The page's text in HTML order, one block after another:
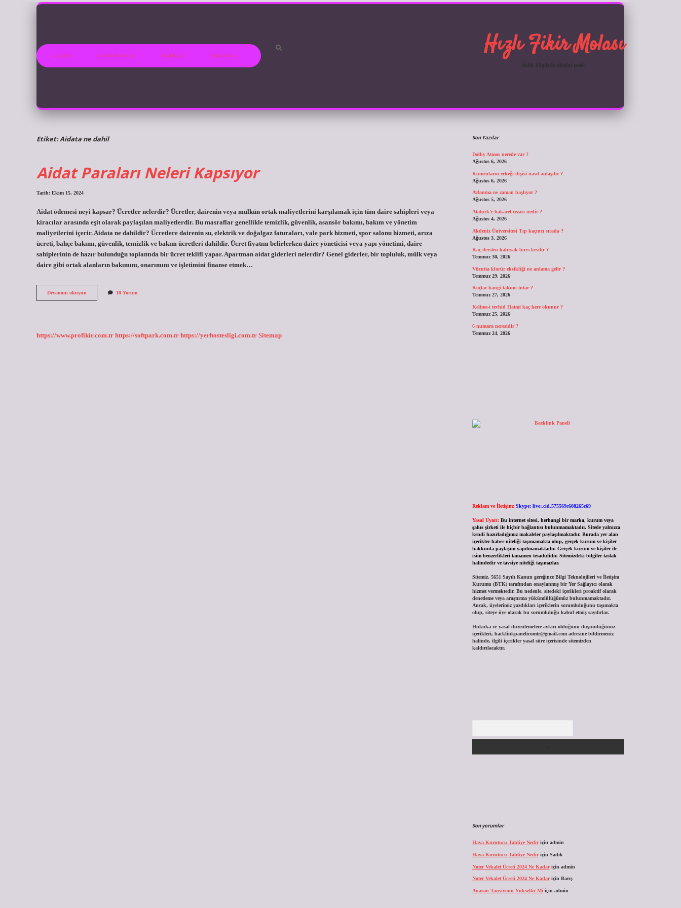
Anasayfa Gizlilik Politikası Yasal Uyarı Hakkımızda Hızlı Fikir Molası
Anlık bilgilerle zihnini tazele!
Etiket:Aidata ne dahil
Aidat Paraları Neleri Kapsıyor
Tarih: Ekim 15, 2024
Aidat ödemesi neyi kapsar? Ücretler nelerdir? Ücretler, dairenin veya mülkün ortak maliyetlerini karşılamak için tüm daire sahipleri veya
kiracılar arasında eşit olarak paylaşılan maliyetlerdir. Bu masraflar genellikle temizlik, güvenlik, asansör bakımı, bakım ve yönetim
maliyetlerini içerir. Aidata ne dahildir? Ücretlere dairenin su, elektrik ve doğalgaz faturaları, vale park hizmeti, spor salonu hizmeti, arıza
ücreti, bahçe bakımı, güvenlik, temizlik ve bakım ücretleri dahildir. Ücret fiyatını belirlerken daire yöneticisi veya yapı yönetimi, daire
sahiplerinin de hazır bulunduğu toplantıda bir ücret teklifi yapar. Apartman aidat giderleri nelerdir? Genel giderler, bir topluluk, mülk veya
daire gibi ortak alanların bakımını, onarımını ve işletimini finanse etmek…
Devamını okuyun
Paraları
10 Yorum
https://www.profikir.com.tr https://softpark.com.tr https://yerhostesligi.com.tr Sitemap
Sidebar
Son Yazılar
Dolby Atmos nerede var ?
Ağustos 6, 2026
Kumruların erkeği dişisi nasıl anlaşılır ?
Ağustos 6, 2026
Avlanma ne zaman başlıyor ?
Ağustos 5, 2026
Atatürk’e hakaret cezası nedir ?
Ağustos 4, 2026
Akdeniz Üniversitesi Tıp kaçıncı sırada ?
Ağustos 3, 2026
Kaç dersten kalırsak burs kesilir ?
Temmuz 30, 2026
Vücutta klorür eksikliği ne anlama gelir ?
Temmuz 29, 2026
Koçlar hangi takımı tutar ?
Temmuz 27, 2026
Kelime-i tevhid Hatmi kaç kere okunur ?
Temmuz 25, 2026
6 numara neresidir ?
Temmuz 24, 2026
Reklam ve İletişim: Skype: live:.cid.575569c608265c69
Yasal Uyarı: Bu internet sitesi, herhangi bir marka, kurum veya
şahıs şirketi ile hiçbir bağlantısı bulunmamaktadır. Sitede yalnızca
kendi hazırladığımız makaleler paylaşılmaktadır. Burada yer alan
içerikler haber niteliği taşımamakta olup, gerçek kurum ve kişiler
hakkında paylaşım yapılmamaktadır. Gerçek kurum ve kişiler ile
isim benzerlikleri tamamen tesadüfidir. Sitemizdeki bilgiler taslak
halindedir ve tavsiye niteliği taşımazlar.
Sitemiz, 5651 Sayılı Kanun gereğince Bilgi Teknolojileri ve İletişim
Kurumu (BTK) tarafından onaylanmış bir Yer Sağlayıcı olarak
hizmet vermektedir. Bu nedenle, sitedeki içerikleri proaktif olarak
denetleme veya araştırma yükümlülüğümüz bulunmamaktadır.
Ancak, üyelerimiz yazdıkları içeriklerin sorumluluğunu taşımakta
olup, siteye üye olarak bu sorumluluğu kabul etmiş sayılırlar.
Hukuka ve yasal düzenlemelere aykırı olduğunu düşündüğünüz
içerikleri, backlinkpanelicomtr@gmail.comadresine bildirmeniz
halinde, ilgili içerikler yasal süre içerisinde sitemizden
kaldırılacaktır.
Son yorumlar
Hava Kurutucu Tahliye Nediriçin admin
Hava Kurutucu Tahliye Nediriçin Sadık
Noter Vekalet Ücreti 2024 Ne Kadariçin admin
Noter Vekalet Ücreti 2024 Ne Kadariçin Barış
Anason Tansiyonu Yükseltir Mi için admin